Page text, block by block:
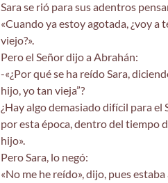
Sara se rió para sus adentros
«Cuando ya estoy agotada, ¿voy a
viejo?».
Pero el Señor dijo a Abrahán:
-«¿Por qué se ha reído Sara,
hijo, yo tan vieja”?
¿Hay algo demasiado difícil para
por esta época, dentro del tiempo
hijo».
Pero Sara, lo negó:
«No me he reído», dijo, pues